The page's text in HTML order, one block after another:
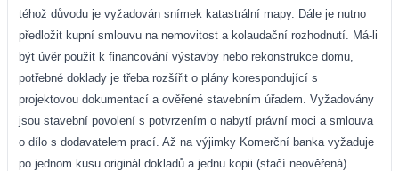
téhož důvodu je vyžadován snímek katastrální mapy. Dále je nutno
předložit kupní smlouvu na nemovitost a kolaudační rozhodnutí. Má-li
být úvěr použit k financování výstavby nebo rekonstrukce domu,
potřebné doklady je třeba rozšířit o plány korespondující s
projektovou dokumentací a ověřené stavebním úřadem. Vyžadovány
jsou stavební povolení s potvrzením o nabytí právní moci a smlouva
o dílo s dodavatelem prací. Až na výjimky Komerční banka vyžaduje
po jednom kusu originál dokladů a jednu kopii (stačí neověřená).